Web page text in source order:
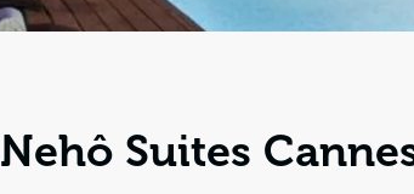
Nehô Suites